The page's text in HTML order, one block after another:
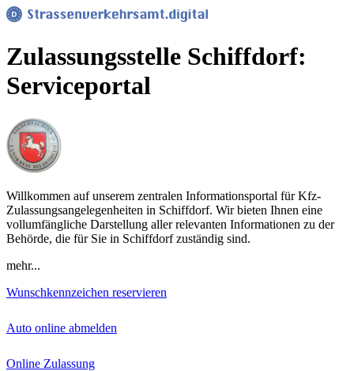
Zulassungsstelle Schiffdorf:
Serviceportal
Willkommen auf unserem zentralen Informationsportal für Kfz-
Zulassungsangelegenheiten in Schiffdorf. Wir bieten Ihnen eine
vollumfängliche Darstellung aller relevanten Informationen zu der
Behörde, die für Sie in Schiffdorf zuständig sind.
mehr...
Wunschkennzeichen reservieren
Auto online abmelden
Online Zulassung